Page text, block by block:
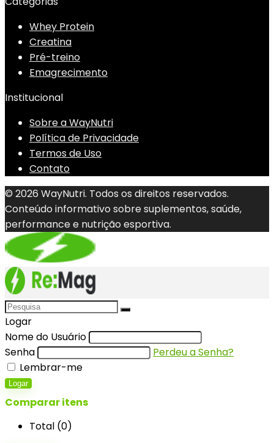
Whey Protein
Creatina
Pré-treino
Emagrecimento
Institucional
Sobre a WayNutri
Política de Privacidade
Termos de Uso
Contato
© 2026 WayNutri. Todos os direitos reservados.
Conteúdo informativo sobre suplementos, saúde,
performance e nutrição esportiva.
Logar
Nome do Usuário
Senha
Perdeu a Senha?
Lembrar-me
Logar
Comparar itens
Total (0)